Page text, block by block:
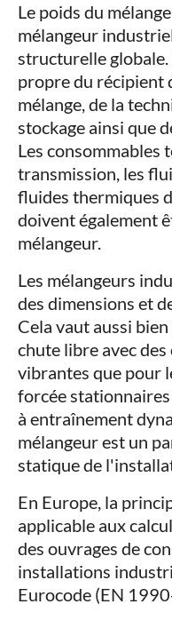
Le poids du
mélangeur
structurelle
propre du récipient
mélange, de la
stockage ainsi que
Les consommables
transmission, les
fluides thermiques
doivent également
mélangeur.
Les mélangeurs
des dimensions et
Cela vaut aussi
chute libre avec
vibrantes que pour
forcée
à entraînement
mélangeur est un
statique de
En Europe, la
applicable aux
des ouvrages de
installations
Eurocode (EN